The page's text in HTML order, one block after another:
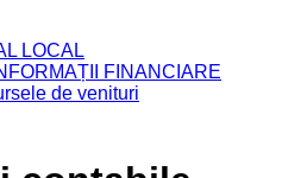
LOCAL
FINANCIARE
de venituri